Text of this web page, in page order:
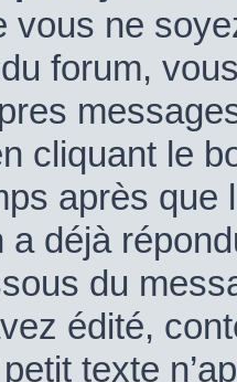
vous ne
forum,
cliquant le
après que
a déjà
du
édité,
texte